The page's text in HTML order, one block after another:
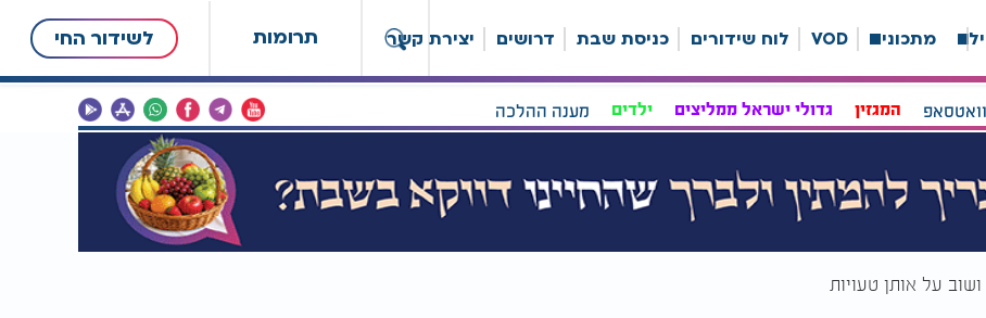
תרומות לשידור החי מתכונים VOD לוח שידורים כניסת שבת דרושים יצירת קשר
המגזין גדולי ישראל ממליצים ילדים מענה ההלכה
על אותן טעויות